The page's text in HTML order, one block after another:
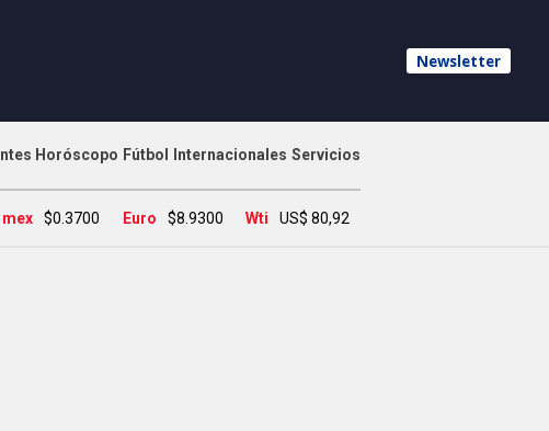
Newsletter
Horóscopo Fútbol Internacionales Servicios
mex $0.3700 Euro $8.9300 Wti US$ 80,92